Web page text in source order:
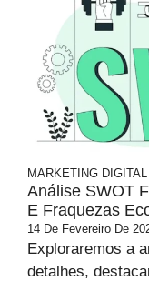
MARKETING DIGITAL
Análise SWOT
E Fraquezas
14 De Fevereiro De
Exploraremos a
detalhes,